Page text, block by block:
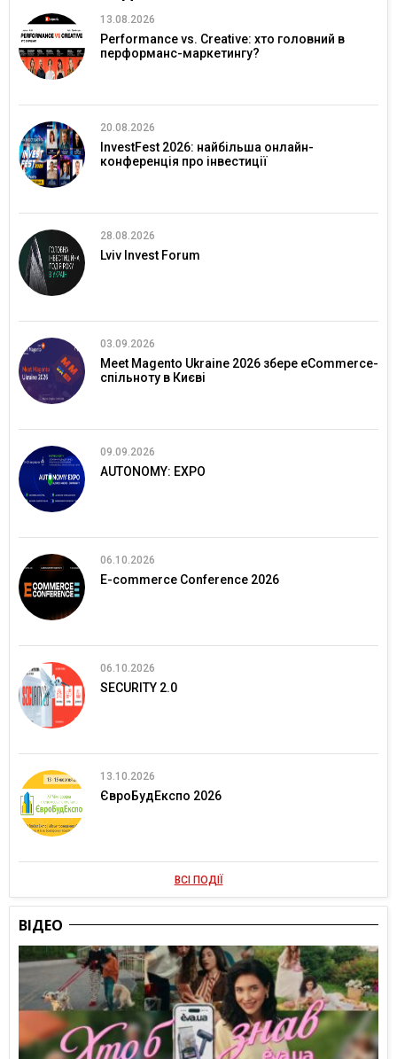
13.08.2026
Performance vs. Creative: хто головний в
перформанс-маркетингу?
20.08.2026
InvestFest 2026: найбільша онлайн-
конференція про інвестиції
28.08.2026
Lviv Invest Forum
03.09.2026
Meet Magento Ukraine 2026 збере eCommerce-
спільноту в Києві
09.09.2026
AUTONOMY: EXPO
06.10.2026
E-commerce Conference 2026
06.10.2026
SECURITY 2.0
13.10.2026
ЄвроБудЕкспо 2026
ВСІ ПОДІЇ
ВІДЕО